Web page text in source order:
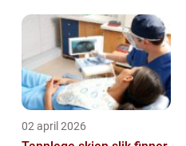
02 april 2026